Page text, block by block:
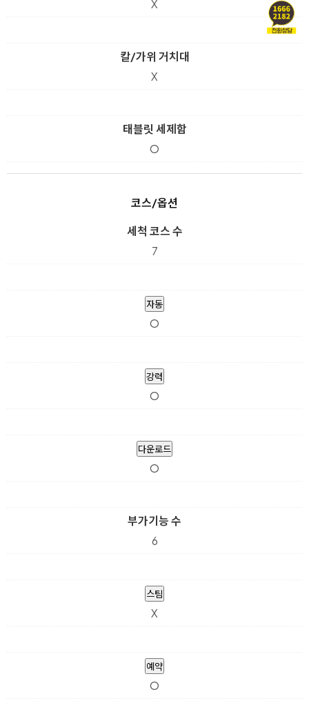
X
칼/가위 거치대
X
태블릿 세제함
O
코스/옵션
세척 코스 수
7
자동
O
강력
O
다운로드
O
부가기능 수
6
스팀
X
예약
O